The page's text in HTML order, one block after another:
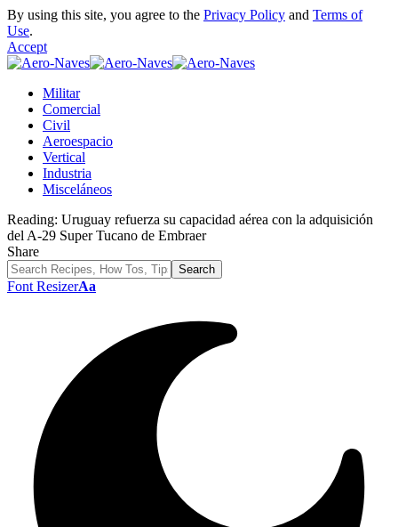
By using this site, you agree to the Privacy Policy and Terms of
Use.
Accept
Militar
Comercial
Civil
Aeroespacio
Vertical
Industria
Misceláneos
Reading: Uruguay refuerza su capacidad aérea con la adquisición
del A-29 Super Tucano de Embraer
Share
Font ResizerAa